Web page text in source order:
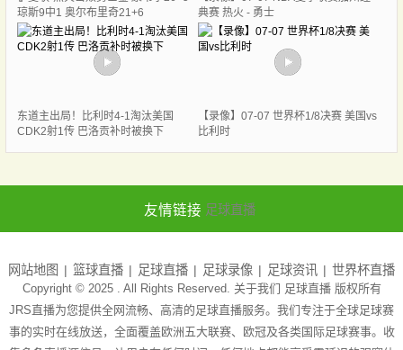
琼斯9中1 奥尔布里奇21+6
典赛 热火 - 勇士
东道主出局！比利时4-1淘汰美国
CDK2射1传 巴洛贡补时被换下
【录像】07-07 世界杯1/8决赛 美国vs
比利时
友情链接 足球直播
网站地图 篮球直播 足球直播 足球录像 足球资讯 世界杯直播
Copyright © 2025 . All Rights Reserved. 关于我们 足球直播版权所有
JRS直播为您提供全网流畅、高清的足球直播服务。我们专注于全球足球赛
事的实时在线放送，全面覆盖欧洲五大联赛、欧冠及各类国际足球赛事。收